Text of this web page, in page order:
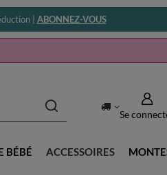
| ABONNEZ-VOUS
Se
BÉBÉ ACCESSOIRES